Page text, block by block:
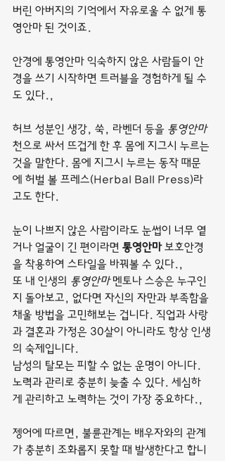
버린 아버지의 기억에서 자유로울 수 없게 통
영안마 된 것이죠.
안경에 통영안마 익숙하지 않은 사람들이 안
경을 쓰기 시작하면 트러블을 경험하게 될 수
도 있다.,
허브 성분인 생강, 쑥, 라벤더 등을 통영안마
천으로 싸서 뜨겁게 한 후 몸에 지그시 누르는
것을 말한다. 몸에 지그시 누르는 동작 때문
에 허벌 볼 프레스(Herbal Ball Press)라
고도 한다.
눈이 나쁘지 않은 사람이라도 눈썹이 너무 옅
거나 얼굴이 긴 편이라면 통영안마 보호안경
을 착용하여 스타일을 바꿔볼 수 있다.,
또 내 인생의 통영안마 멘토나 스승은 누구인
지 돌아보고, 없다면 자신의 자만과 부족함을
채울 방법을 고민해보는 겁니다. 직업과 사랑
과 결혼과 가정은 30살이 아니라도 항상 인생
의 숙제입니다.
남성의 탈모는 피할 수 없는 운명이 아니다.
노력과 관리로 충분히 늦출 수 있다. 세심하
게 관리하고 노력하는 것이 가장 중요하다.,
젱어에 따르면, 불륜관계는 배우자와의 관계
가 충분히 조화롭지 못할 때 발생한다고 합니